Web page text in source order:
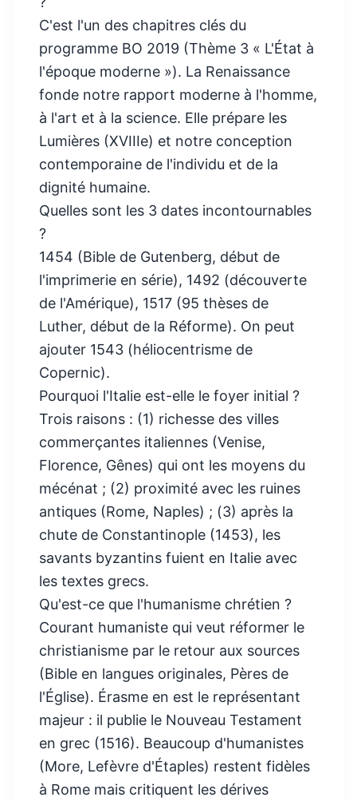
C'est l'un des chapitres clés du
programme BO 2019 (Thème 3 « L'État à
l'époque moderne »). La Renaissance
fonde notre rapport moderne à l'homme,
à l'art et à la science. Elle prépare les
Lumières (XVIIIe) et notre conception
contemporaine de l'individu et de la
dignité humaine.
Quelles sont les 3 dates incontournables
?
1454 (Bible de Gutenberg, début de
l'imprimerie en série), 1492 (découverte
de l'Amérique), 1517 (95 thèses de
Luther, début de la Réforme). On peut
ajouter 1543 (héliocentrisme de
Copernic).
Pourquoi l'Italie est-elle le foyer initial ?
Trois raisons : (1) richesse des villes
commerçantes italiennes (Venise,
Florence, Gênes) qui ont les moyens du
mécénat ; (2) proximité avec les ruines
antiques (Rome, Naples) ; (3) après la
chute de Constantinople (1453), les
savants byzantins fuient en Italie avec
les textes grecs.
Qu'est-ce que l'humanisme chrétien ?
Courant humaniste qui veut réformer le
christianisme par le retour aux sources
(Bible en langues originales, Pères de
l'Église). Érasme en est le représentant
majeur : il publie le Nouveau Testament
en grec (1516). Beaucoup d'humanistes
(More, Lefèvre d'Étaples) restent fidèles
à Rome mais critiquent les dérives